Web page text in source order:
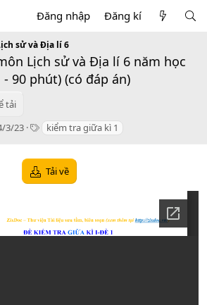
Đăng nhập Đăng kí
sử và Địa lí 6
Lịch sử và Địa lí 6 năm học
- 90 phút) (có đáp án)
tải
3/23
T kiểm tra giữa kì 1
Tải về